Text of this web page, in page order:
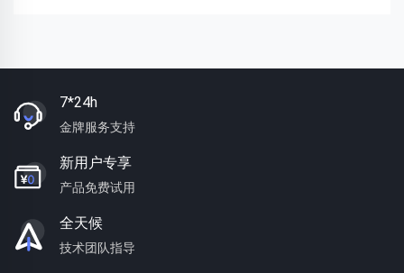
7*24h
金牌服务支持
新用户专享
产品免费试用
全天候
技术团队指导